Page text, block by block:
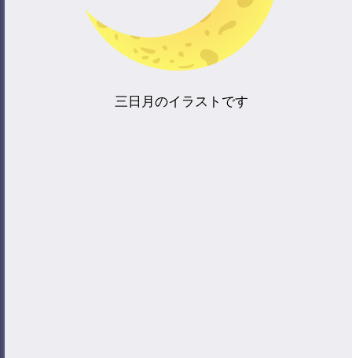
三日月のイラストです